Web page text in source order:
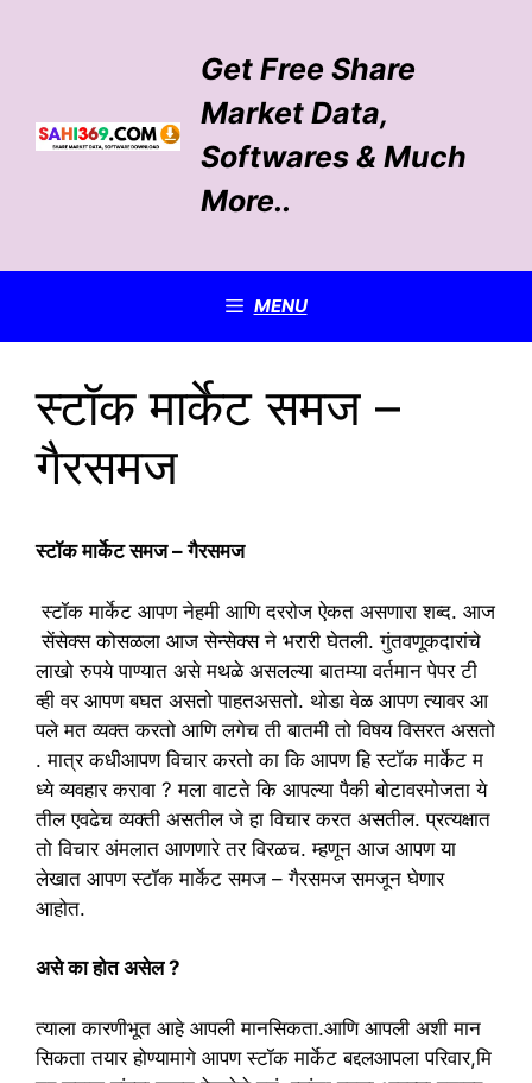
Get Free Share
Market Data,
Softwares & Much
More..
MENU
स्टॉक मार्केट समज –
गैरसमज
स्टॉक मार्केट समज – गैरसमज
स्टॉक मार्केट आपण नेहमी आणि दररोज ऐकत असणारा शब्द. आज
सेंसेक्स कोसळला आज सेन्सेक्स ने भरारी घेतली. गुंतवणूकदारांचे
लाखो रुपये पाण्यात असे मथळे असलल्या बातम्या वर्तमान पेपर टी
व्ही वर आपण बघत असतो पाहतअसतो. थोडा वेळ आपण त्यावर आ
पले मत व्यक्त करतो आणि लगेच ती बातमी तो विषय विसरत असतो
. मात्र कधीआपण विचार करतो का कि आपण हि स्टॉक मार्केट म
ध्ये व्यवहार करावा ?मला वाटते कि आपल्या पैकी बोटावरमोजता ये
तील एवढेच व्यक्ती असतील जे हा विचार करत असतील. प्रत्यक्षात
तो विचार अंमलात आणणारे तर विरळच. म्हणून आज आपण या
लेखात आपण स्टॉक मार्केट समज – गैरसमज समजून घेणार
आहोत.
असे का होत असेल?
त्याला कारणीभूत आहे आपली मानसिकता.आणि आपली अशी मान
सिकता तयार होण्यामागे आपण स्टॉक मार्केट बद्दलआपला परिवार,मि